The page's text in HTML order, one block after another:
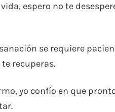
espero no te
se requiere
recuperas.
yo confío en que